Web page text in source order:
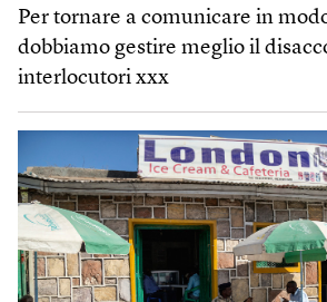
Per tornare a comunicare in
dobbiamo gestire meglio il
interlocutori xxx